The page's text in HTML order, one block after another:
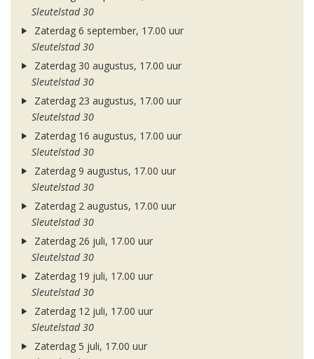
Sleutelstad 30
Zaterdag 6 september, 17.00 uur
Sleutelstad 30
Zaterdag 30 augustus, 17.00 uur
Sleutelstad 30
Zaterdag 23 augustus, 17.00 uur
Sleutelstad 30
Zaterdag 16 augustus, 17.00 uur
Sleutelstad 30
Zaterdag 9 augustus, 17.00 uur
Sleutelstad 30
Zaterdag 2 augustus, 17.00 uur
Sleutelstad 30
Zaterdag 26 juli, 17.00 uur
Sleutelstad 30
Zaterdag 19 juli, 17.00 uur
Sleutelstad 30
Zaterdag 12 juli, 17.00 uur
Sleutelstad 30
Zaterdag 5 juli, 17.00 uur